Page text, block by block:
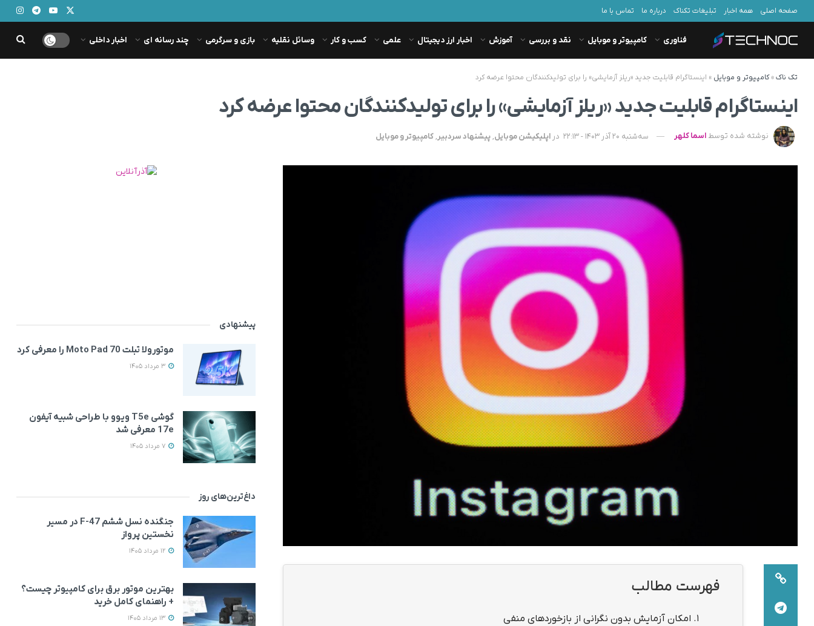
صفحه اصلی همه اخبار تبلیغات تکناک درباره ما تماس با ما
فناوری کامپیوتر و موبایل نقد و بررسی آموزش اخبار ارز دیجیتال علمی کسب و کار وسائل نقلیه بازی و سرگرمی چند رسانه ای اخبار داخلی
تک ناک»کامپیوتر و موبایل » اینستاگرام قابلیت جدید «ریلز آزمایشی» را برای تولیدکنندگان محتوا عرضه کرد
اینستاگرام قابلیت جدید «ریلز آزمایشی» را برای تولیدکنندگان محتوا عرضه کرد
نوشته شده توسط اسما کلهر سه‌شنبه 20 آذر 1403 - 22:13 در اپلیکیشن موبایل,پیشنهاد سردبیر,کامپیوتر و موبایل
فهرست مطالب
1. امکان آزمایش بدون نگرانی از بازخوردهای منفی
پیشنهادی
موتورولا تبلت Moto Pad 70 را معرفی کرد
گوشی T5e ویوو با طراحی شبیه آیفون
17e معرفی شد
داغ‌ترین‌های روز
جنگنده نسل ششم F-47 در مسیر
نخستین پرواز
بهترین موتور برق برای کامپیوتر چیست؟
+ راهنمای کامل خرید